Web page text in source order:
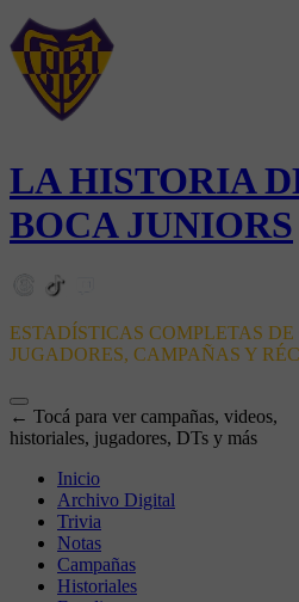
LA HISTORIA
BOCA JUNIORS
ESTADÍSTICAS COMPLETAS
JUGADORES, CAMPAÑAS Y
← Tocá para ver campañas, videos,
historiales, jugadores, DTs y más
Inicio
Archivo Digital
Trivia
Notas
Campañas
Historiales